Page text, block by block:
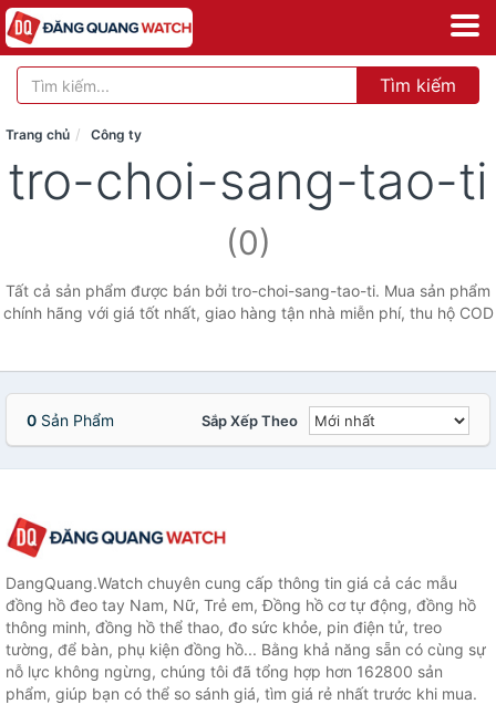
Tìm kiếm
Trang chủ Công ty
tro-choi-sang-tao-ti
(0)
Tất cả sản phẩm được bán bởi tro-choi-sang-tao-ti. Mua sản phẩm
chính hãng với giá tốt nhất, giao hàng tận nhà miễn phí, thu hộ COD
0 Sản Phẩm Sắp Xếp Theo
DangQuang.Watch chuyên cung cấp thông tin giá cả các mẫu
đồng hồ đeo tay Nam, Nữ, Trẻ em, Đồng hồ cơ tự động, đồng hồ
thông minh, đồng hồ thể thao, đo sức khỏe, pin điện tử, treo
tường, để bàn, phụ kiện đồng hồ... Bằng khả năng sẵn có cùng sự
nỗ lực không ngừng, chúng tôi đã tổng hợp hơn 162800 sản
phẩm, giúp bạn có thể so sánh giá, tìm giá rẻ nhất trước khi mua.